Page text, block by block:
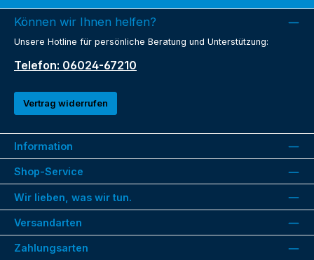
Können wir Ihnen helfen?
Unsere Hotline für persönliche Beratung und Unterstützung:
Telefon: 06024-67210
Vertrag widerrufen
Information
Shop-Service
Wir lieben, was wir tun.
Versandarten
Zahlungsarten